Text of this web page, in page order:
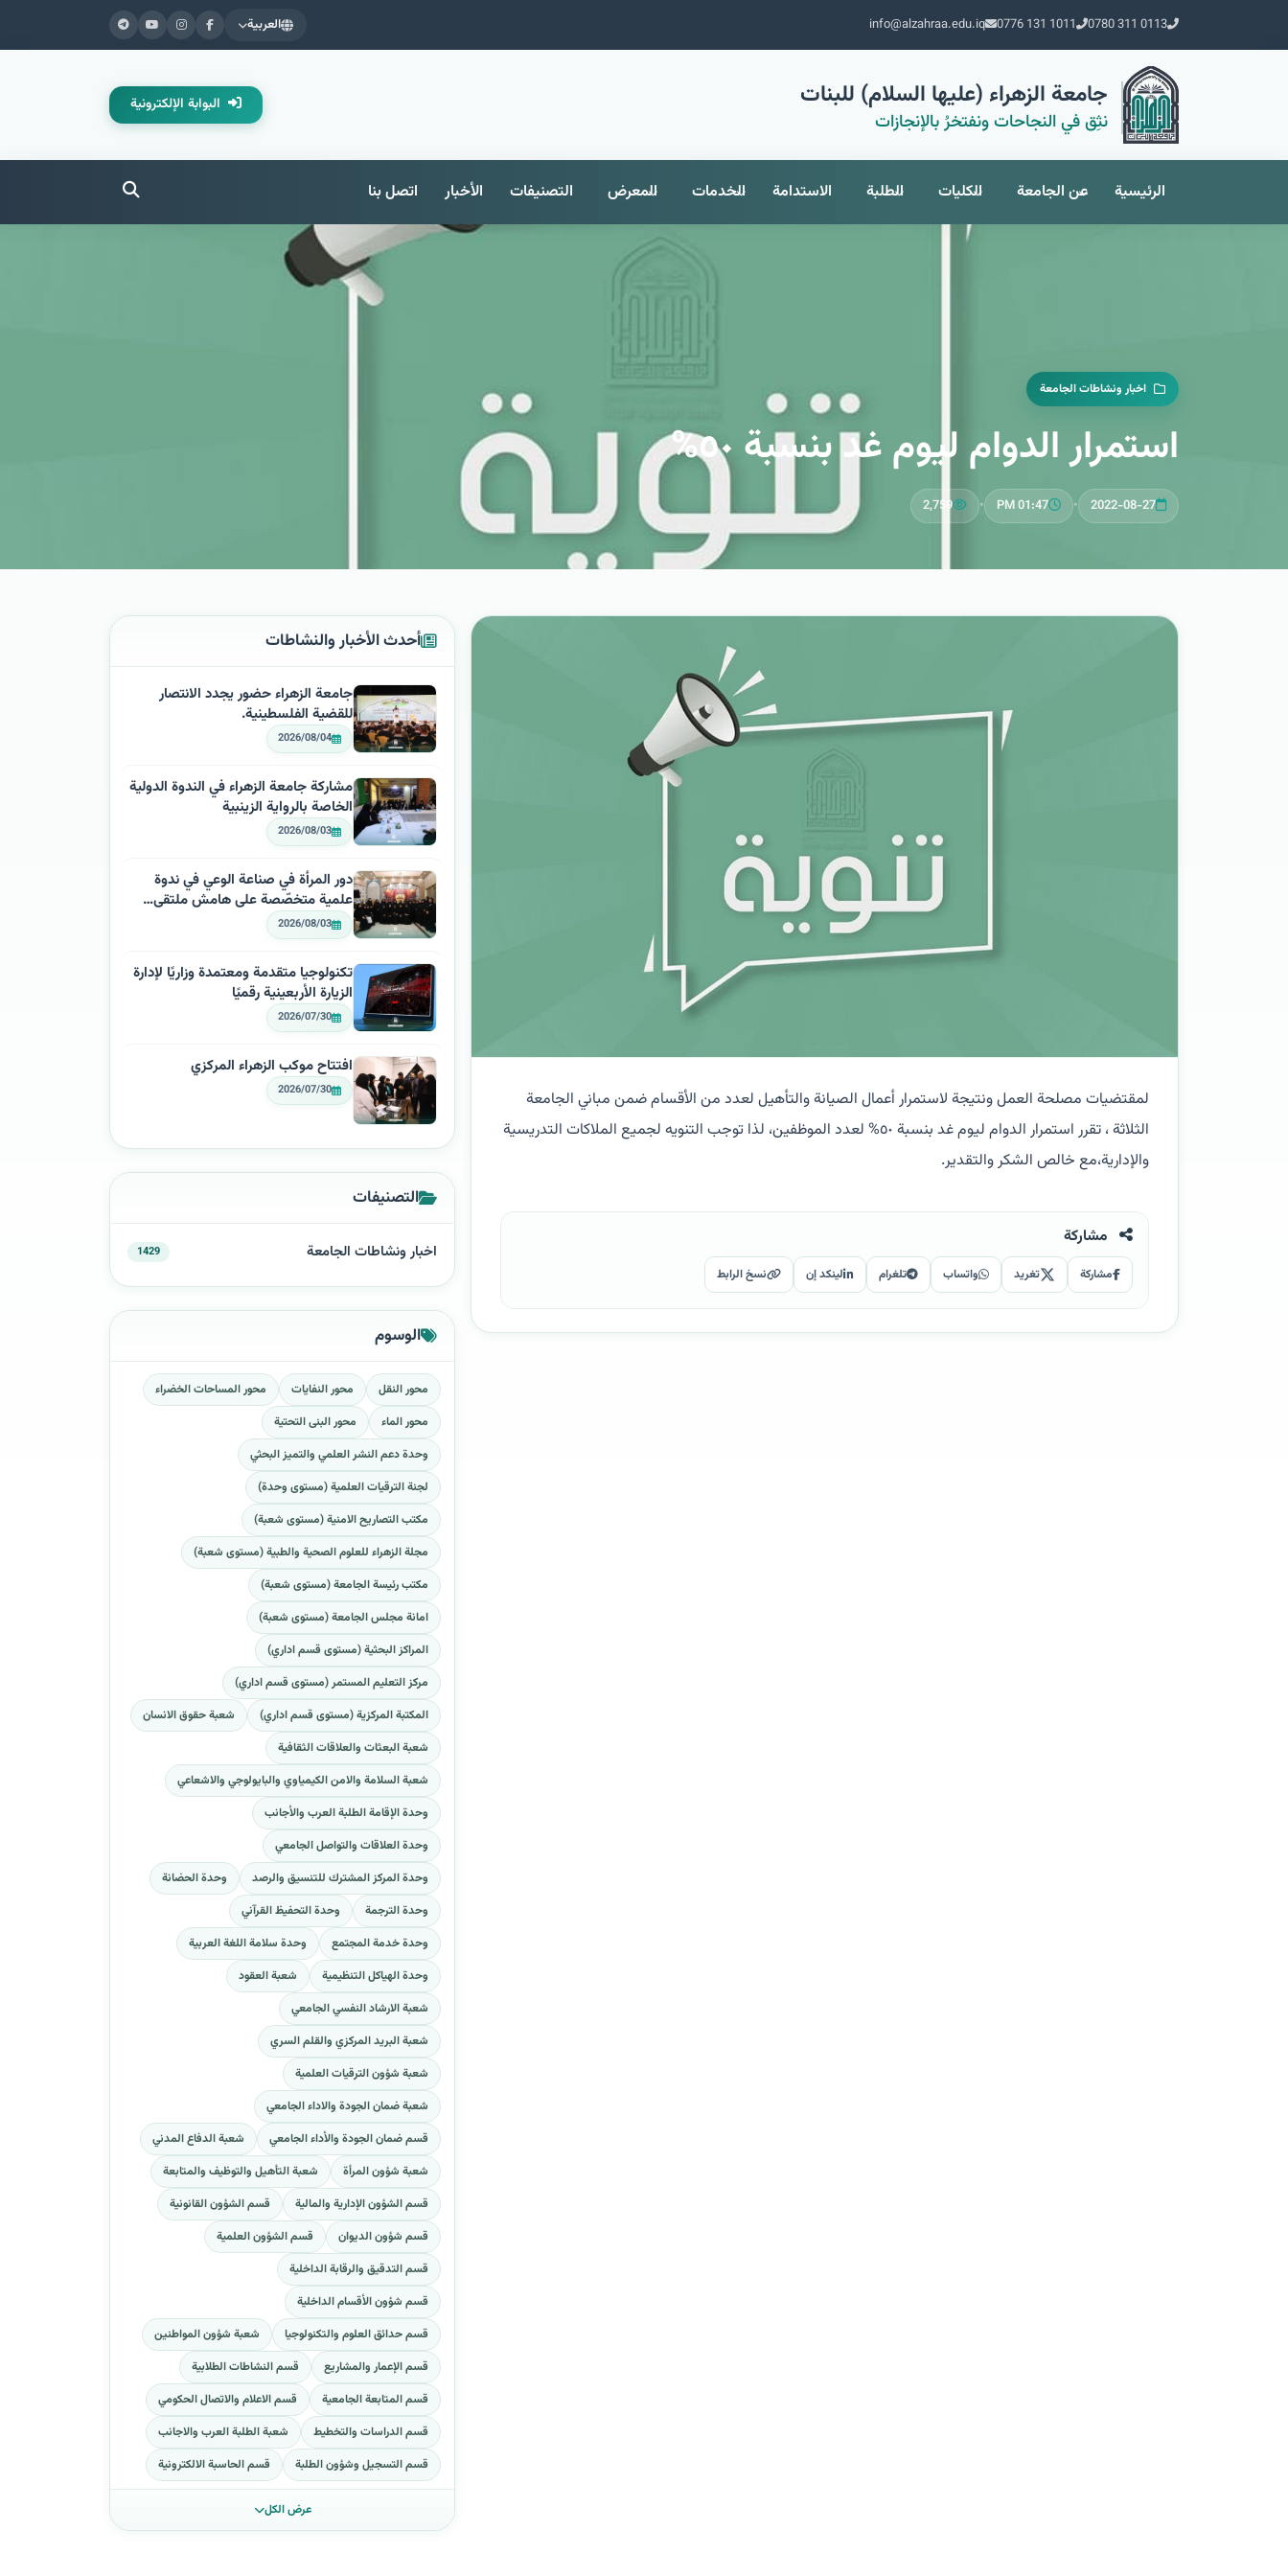
0780 311 0113
0776 131 1011
info@alzahraa.edu.iq العربية
جامعة الزهراء (عليها السلام) للبنات
نثِق في النجاحات ونفتخرُ بالإنجازات
البوابة الإلكترونية
الرئيسية عن الجامعة الكليات الطلبة الاستدامة الخدمات المعرض التصنيفات الأخبار اتصل بنا
اخبار ونشاطات الجامعة
استمرار الدوام ليوم غد بنسبة ٥٠%
2022-08-27
•
01:47 PM
•
2,759
لمقتضيات مصلحة العمل ونتيجة لاستمرار أعمال الصيانة والتأهيل لعدد من الأقسام ضمن مباني الجامعة
الثلاثة ، تقرر استمرار الدوام ليوم غد بنسبة ٥٠% لعدد الموظفين، لذا توجب التنويه لجميع الملاكات التدريسية
والإدارية،مع خالص الشكر والتقدير.
مشاركة
مشاركة تغريد واتساب تلغرام لينكد إن نسخ الرابط
أحدث الأخبار والنشاطات
جامعة الزهراء حضور يجدد الانتصار
للقضية الفلسطينية.
2026/08/04
مشاركة جامعة الزهراء في الندوة الدولية
الخاصة بالرواية الزينبية
2026/08/03
دور المرأة في صناعة الوعي في ندوة
علمية متخصّصة على هامش ملتقى…
2026/08/03
تكنولوجيا متقدمة ومعتمدة وزاريًا لإدارة
الزيارة الأربعينية رقميًا
2026/07/30
افتتاح موكب الزهراء المركزي
2026/07/30
التصنيفات
اخبار ونشاطات الجامعة 1429
الوسوم
محور النقل محور النفايات
محور المساحات الخضراء
محور الماء
محور البنى التحتية
وحدة دعم النشر العلمي والتميز البحثي
لجنة الترقيات العلمية (مستوى وحدة)
مكتب التصاريح الامنية (مستوى شعبة)
مجلة الزهراء للعلوم الصحية والطبية (مستوى شعبة)
مكتب رئيسة الجامعة (مستوى شعبة)
امانة مجلس الجامعة (مستوى شعبة)
المراكز البحثية (مستوى قسم اداري)
مركز التعليم المستمر (مستوى قسم اداري)
المكتبة المركزية (مستوى قسم اداري)
شعبة حقوق الانسان
شعبة البعثات والعلاقات الثقافية
شعبة السلامة والامن الكيمياوي والبايولوجي والاشعاعي
وحدة الإقامة الطلبة العرب والأجانب
وحدة العلاقات والتواصل الجامعي
وحدة المركز المشترك للتنسيق والرصد
وحدة الحضانة
وحدة الترجمة
وحدة التحفيظ القرآني
وحدة خدمة المجتمع
وحدة سلامة اللغة العربية
وحدة الهياكل التنظيمية
شعبة العقود
شعبة الارشاد النفسي الجامعي
شعبة البريد المركزي والقلم السري
شعبة شؤون الترقيات العلمية
شعبة ضمان الجودة والاداء الجامعي
قسم ضمان الجودة والأداء الجامعي
شعبة الدفاع المدني
شعبة شؤون المرأة
شعبة التأهيل والتوظيف والمتابعة
قسم الشؤون الإدارية والمالية
قسم الشؤون القانونية
قسم شؤون الديوان
قسم الشؤون العلمية
قسم التدقيق والرقابة الداخلية
قسم شؤون الأقسام الداخلية
قسم حدائق العلوم والتكنولوجيا
شعبة شؤون المواطنين
قسم الإعمار والمشاريع
قسم النشاطات الطلابية
قسم المتابعة الجامعية
قسم الاعلام والاتصال الحكومي
قسم الدراسات والتخطيط
شعبة الطلبة العرب والاجانب
قسم التسجيل وشؤون الطلبة
قسم الحاسبة الالكترونية
عرض الكل